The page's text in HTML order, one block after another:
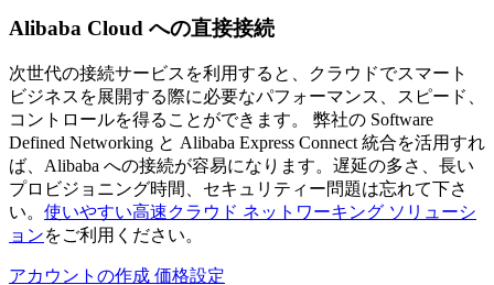
Alibaba Cloud への直接接続
次世代の接続サービスを利用すると、クラウドでスマート
ビジネスを展開する際に必要なパフォーマンス、スピード、
コントロールを得ることができます。 弊社の Software
Defined Networking と Alibaba Express Connect 統合を活用すれ
ば、Alibaba への接続が容易になります。遅延の多さ、長い
プロビジョニング時間、セキュリティー問題は忘れて下さ
い。 使いやすい高速クラウド ネットワーキング ソリューシ
ョンをご利用ください。
アカウントの作成 価格設定